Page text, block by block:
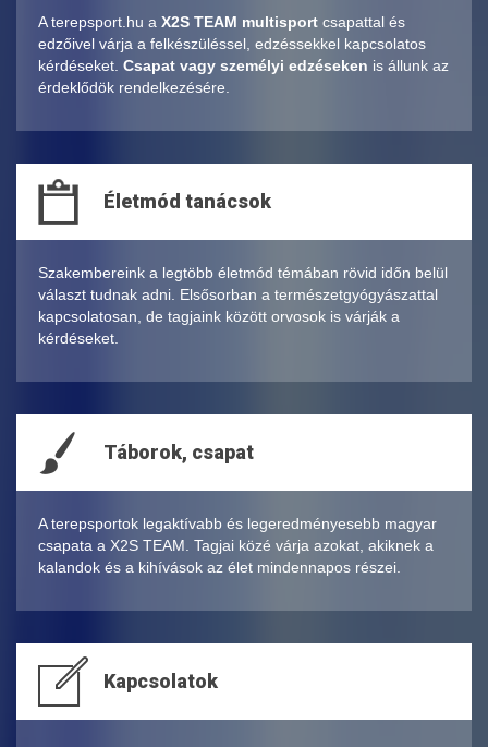
A terepsport.hu a X2S TEAM multisport csapattal és
edzőivel várja a felkészüléssel, edzéssekkel kapcsolatos
kérdéseket. Csapat vagy személyi edzéseken is állunk az
érdeklődök rendelkezésére.
Életmód tanácsok
Szakembereink a legtöbb életmód témában rövid időn belül
választ tudnak adni. Elsősorban a természetgyógyászattal
kapcsolatosan, de tagjaink között orvosok is várják a
kérdéseket.
Táborok, csapat
A terepsportok legaktívabb és legeredményesebb magyar
csapata a X2S TEAM. Tagjai közé várja azokat, akiknek a
kalandok és a kihívások az élet mindennapos részei.
Kapcsolatok